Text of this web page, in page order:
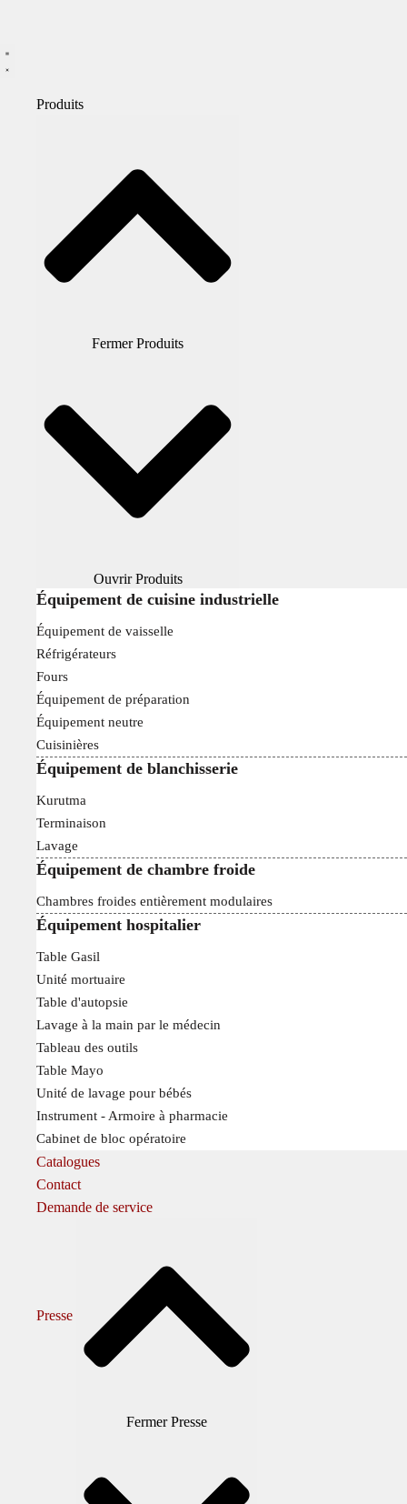
Produits
Fermer Produits
Ouvrir Produits
Équipement de cuisine industrielle
Équipement de vaisselle
Réfrigérateurs
Fours
Équipement de préparation
Équipement neutre
Cuisinières
Équipement de blanchisserie
Kurutma
Terminaison
Lavage
Équipement de chambre froide
Chambres froides entièrement modulaires
Équipement hospitalier
Table Gasil
Unité mortuaire
Table d'autopsie
Lavage à la main par le médecin
Tableau des outils
Table Mayo
Unité de lavage pour bébés
Instrument - Armoire à pharmacie
Cabinet de bloc opératoire
Catalogues
Contact
Demande de service
Presse
Fermer Presse